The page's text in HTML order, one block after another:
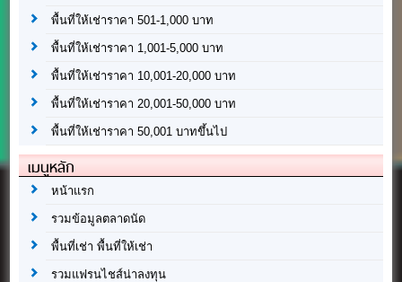
พื้นที่ให้เช่าราคา 501-1,000 บาท
พื้นที่ให้เช่าราคา 1,001-5,000 บาท
พื้นที่ให้เช่าราคา 10,001-20,000 บาท
พื้นที่ให้เช่าราคา 20,001-50,000 บาท
พื้นที่ให้เช่าราคา 50,001 บาทขึ้นไป
เมนูหลัก
หน้าแรก
รวมข้อมูลตลาดนัด
พื้นที่เช่า พื้นที่ให้เช่า
รวมแฟรนไชส์น่าลงทุน